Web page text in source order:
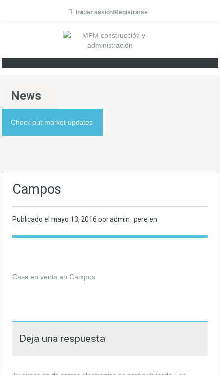
Iniciar sesión/Registrarse
News
Check out market updates
Campos
Publicado el mayo 13, 2016 por admin_pere en
Casa en venta en Campos
Deja una respuesta